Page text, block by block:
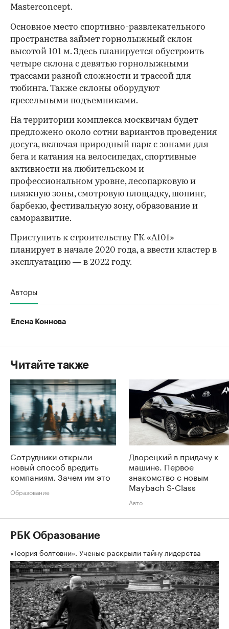
Masterconcept.
Основное место спортивно-развлекательного
пространства займет горнолыжный склон
высотой 101 м. Здесь планируется обустроить
четыре склона с девятью горнолыжными
трассами разной сложности и трассой для
тюбинга. Также склоны оборудуют
кресельными подъемниками.
На территории комплекса москвичам будет
предложено около сотни вариантов проведения
досуга, включая природный парк с зонами для
бега и катания на велосипедах, спортивные
активности на любительском и
профессиональном уровне, лесопарковую и
пляжную зоны, смотровую площадку, шопинг,
барбекю, фестивальную зону, образование и
саморазвитие.
Приступить к строительству ГК «А101»
планирует в начале 2020 года, а ввести кластер в
эксплуатацию — в 2022 году.
Авторы
Елена Коннова
Читайте также
Сотрудники открыли
новый способ вредить
компаниям. Зачем им это
Образование
Дворецкий в придачу к
машине. Первое
знакомство с новым
Maybach S-Class
Авто
РБК Образование
«Теория болтовни». Ученые раскрыли тайну лидерства